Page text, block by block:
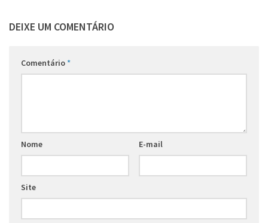
DEIXE UM COMENTÁRIO
Comentário*
Nome E-mail
Site